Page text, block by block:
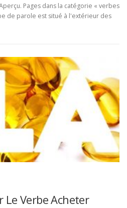
Pages dans la catégorie « verbes
de parole est situé à l'extérieur des
Le Verbe Acheter